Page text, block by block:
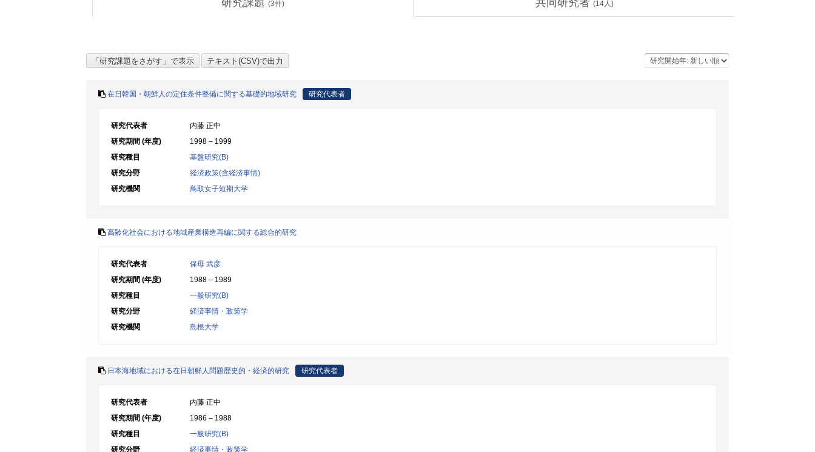
研究課題 (3件) 共同研究者 (14人)
在日韓国・朝鮮人の定住条件整備に関する基礎的地域研究 研究代表者
研究代表者
内藤 正中
研究期間 (年度)
1998 – 1999
研究種目
基盤研究(B)
研究分野
経済政策(含経済事情)
研究機関
鳥取女子短期大学
高齢化社会における地域産業構造再編に関する総合的研究
研究代表者
保母 武彦
研究期間 (年度)
1988 – 1989
研究種目
一般研究(B)
研究分野
経済事情・政策学
研究機関
島根大学
日本海地域における在日朝鮮人問題歴史的・経済的研究 研究代表者
研究代表者
内藤 正中
研究期間 (年度)
1986 – 1988
研究種目
一般研究(B)
研究分野
経済事情・政策学